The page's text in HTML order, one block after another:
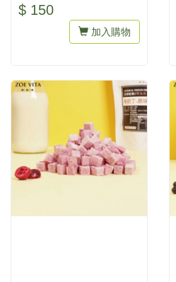
康。為...
$ 150
加入購物